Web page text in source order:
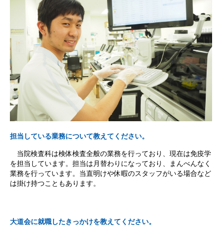
担当している業務について教えてください。
当院検査科は検体検査全般の業務を行っており、現在は免疫学
を担当しています。担当は月替わりになっており、まんべんなく
業務を行っています。当直明けや休暇のスタッフがいる場合など
は掛け持つこともあります。
大道会に就職したきっかけを教えてください。